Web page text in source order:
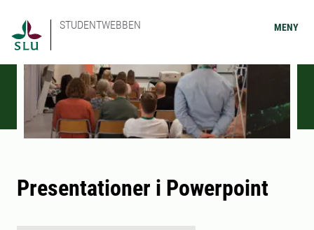
STUDENTWEBBEN MENY
Presentationer i Powerpoint